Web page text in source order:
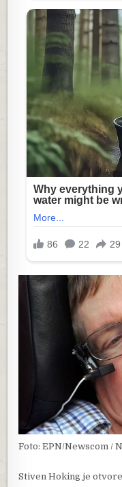
Foto: EPN/Newscom /
Stiven Hoking je